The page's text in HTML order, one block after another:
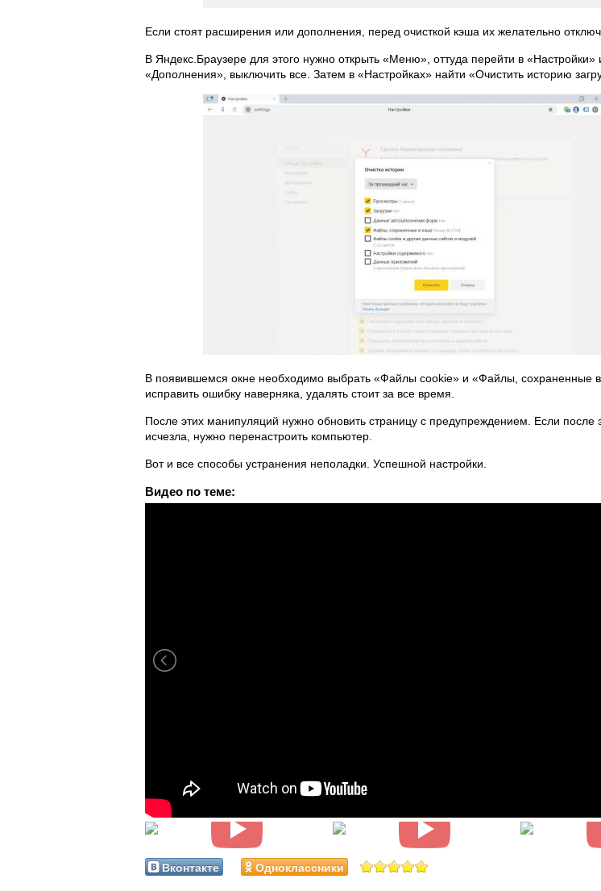
Если стоят расширения или дополнения, перед очисткой кэша их желательно
В Яндекс.Браузере для этого нужно открыть «Меню», оттуда перейти в «Настройки»
«Дополнения», выключить все. Затем в «Настройках» найти «Очистить историю
В появившемся окне необходимо выбрать «Файлы cookie» и «Файлы, сохраненные
исправить ошибку наверняка, удалять стоит за все время.
После этих манипуляций нужно обновить страницу с предупреждением. Если после
исчезла, нужно перенастроить компьютер.
Вот и все способы устранения неполадки. Успешной настройки.
Видео по теме:
Вконтакте Одноклассники